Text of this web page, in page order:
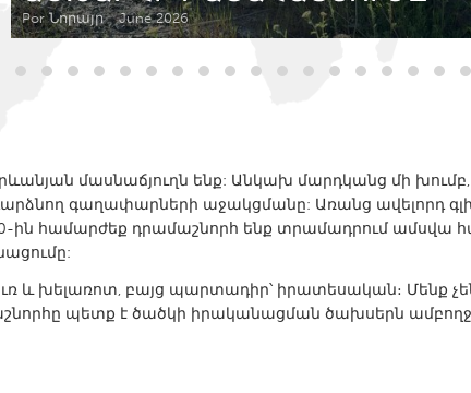
Kitchener-Waterloo New Glasgow
Toronto
Utrecht
Por Նորայր June 2026
մասնաճյուղն ենք: Անկախ մարդկանց մի
դարձնող գաղափարների աջակցմանը: Առանց ավելորդ
ին համարժեք դրամաշնորհ ենք տրամադրում
և խելառոտ, բայց պարտադիր՝ իրատեսական։ Մենք
պետք է ծածկի իրականացման ծախսերն